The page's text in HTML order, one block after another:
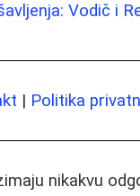
Vodič i
| Politika
nikakvu